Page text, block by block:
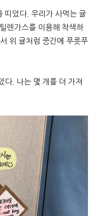
띠었다. 우리가 사먹는 귤
렌가스를 이용해 착색하
위 귤처럼 중간에 푸릇푸
다. 나는 몇 개를 더 가져